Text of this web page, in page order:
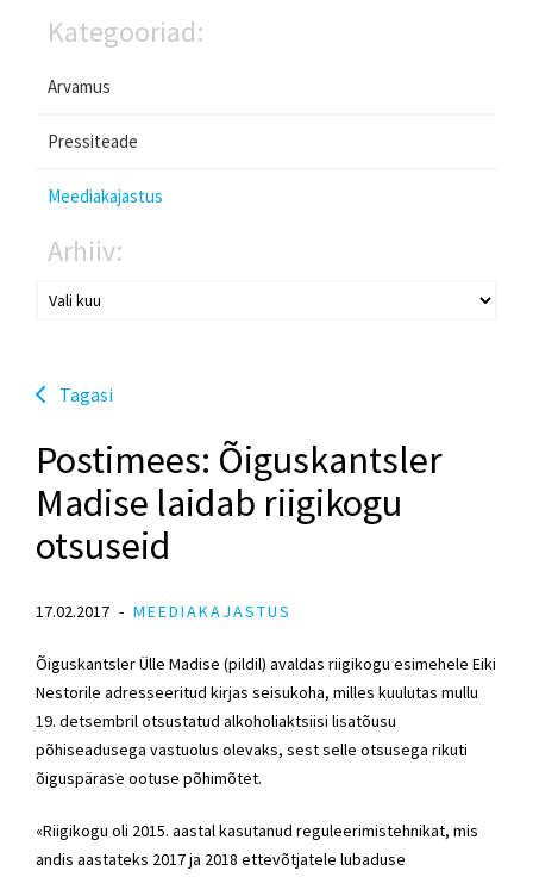
Kategooriad:
Arvamus
Pressiteade
Meediakajastus
Arhiiv:
Tagasi
Postimees: Õiguskantsler
Madise laidab riigikogu
otsuseid
17.02.2017 MEEDIAKAJASTUS
Õiguskantsler Ülle Madise (pildil) avaldas riigikogu esimehele Eiki
Nestorile adresseeritud kirjas seisukoha, milles kuulutas mullu
19. detsembril otsustatud alkoholiaktsiisi lisatõusu
põhiseadusega vastuolus olevaks, sest selle otsusega rikuti
õiguspärase ootuse põhimõtet.
«Riigikogu oli 2015. aastal kasutanud reguleerimistehnikat, mis
andis aastateks 2017 ja 2018 ettevõtjatele lubaduse